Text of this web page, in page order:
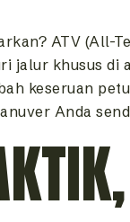
ATV (All-
jalur khusus di
keseruan
Anda